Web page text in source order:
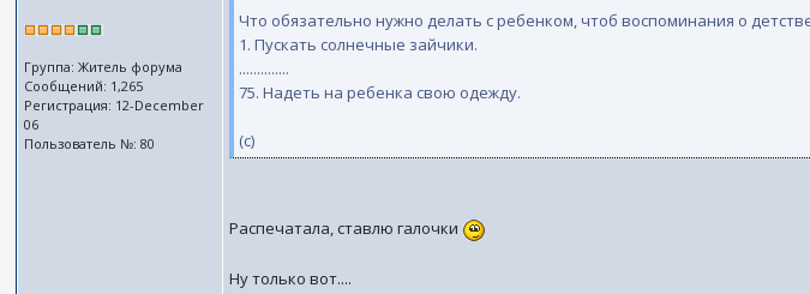
Группа: Житель форума
Сообщений: 1,265
Регистрация: 12-December
06
Пользователь №: 80
Что обязательно нужно делать с ребенком, чтоб воспоминания о
1. Пускать солнечные зайчики.
..............
75. Надеть на ребенка свою одежду.
(с)
Распечатала, ставлю галочки
Ну только вот....